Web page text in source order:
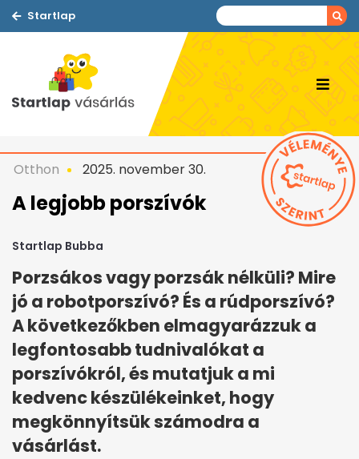
Startlap
Otthon 2025. november 30.
A legjobb porszívók
Startlap Bubba
Porzsákos vagy porzsák nélküli? Mire
jó a robotporszívó? És a rúdporszívó?
A következőkben elmagyarázzuk a
legfontosabb tudnivalókat a
porszívókról, és mutatjuk a mi
kedvenc készülékeinket, hogy
megkönnyítsük számodra a
vásárlást.